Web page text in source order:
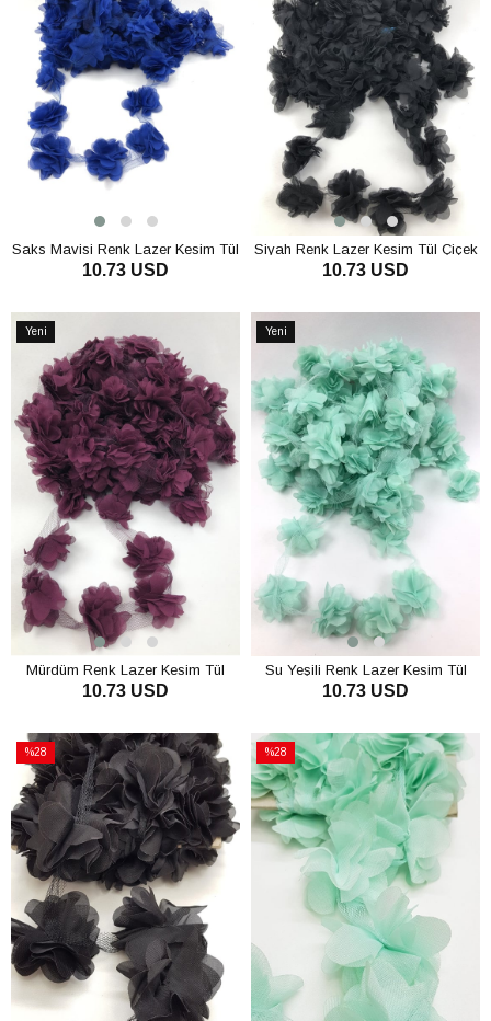
Saks Mavisi Renk Lazer Kesim Tül
Çiçek
10.73 USD
Siyah Renk Lazer Kesim Tül Çiçek
10.73 USD
Yeni
Mürdüm Renk Lazer Kesim Tül
Çiçek
10.73 USD
Yeni
Su Yeşili Renk Lazer Kesim Tül
Çiçek
10.73 USD
%28
İndirim
%28İndirim
%28
İndirim
%28İndirim